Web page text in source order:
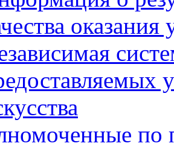
оказания
по